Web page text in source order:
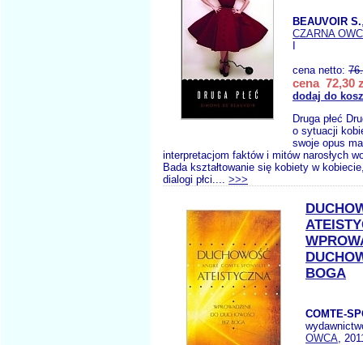
BEAUVOIR S.
CZARNA
cena netto:
cena 72,30
dodaj do
Druga płeć
o sytuacji
swoje opus
interpretacjom faktów i mitów narosłych
Bada kształtowanie się kobiety w
dialogi płci.... >>>
BOGA
COMTE-
OWCA,